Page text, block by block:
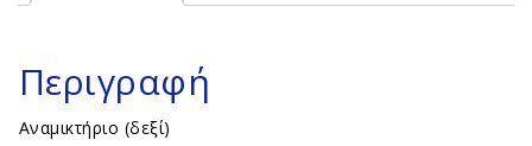
Περιγραφή
Αναμικτήριο (δεξί)